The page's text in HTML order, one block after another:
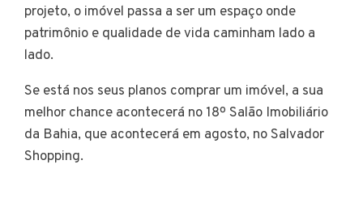
projeto, o imóvel passa a ser um espaço onde
patrimônio e qualidade de vida caminham lado a
lado.
Se está nos seus planos comprar um imóvel, a sua
melhor chance acontecerá no 18º Salão Imobiliário
da Bahia, que acontecerá em agosto, no Salvador
Shopping.